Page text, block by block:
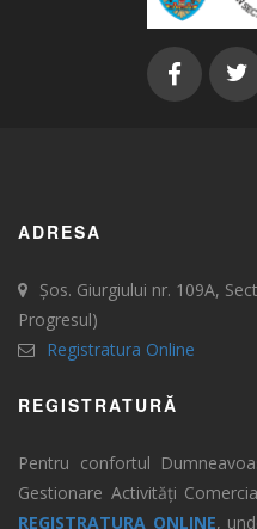
ADRESA
Șos. Giurgiului nr. 109A,
Progresul)
Registratura Online
REGISTRATURĂ
Pentru confortul
Gestionare Activități
REGISTRATURA ONLINE,